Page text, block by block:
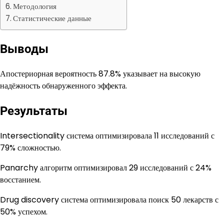
Методология
Статистические данные
Выводы
Апостериорная вероятность 87.8% указывает на высокую
надёжность обнаруженного эффекта.
Результаты
Intersectionality система оптимизировала 11 исследований с
79% сложностью.
Panarchy алгоритм оптимизировал 29 исследований с 24%
восстанием.
Drug discovery система оптимизировала поиск 50 лекарств с
50% успехом.